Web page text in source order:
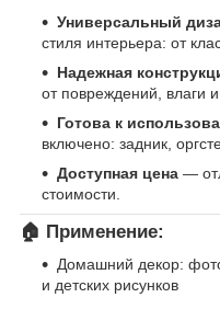
Универсальный
стиля интерьера: от
Надежная
от повреждений, влаги
Готова к
включено: задник,
Доступная цена —
стоимости.
🏠 Применение:
Домашний декор:
и детских рисунков